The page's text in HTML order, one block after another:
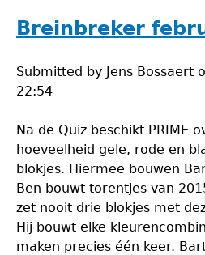
maart
Breinbreker
Submitted by Jens Bossaert
22:54
Na de Quiz beschikt PRIME
hoeveelheid gele, rode en
blokjes. Hiermee bouwen
Ben bouwt torentjes van
zet nooit drie blokjes met
Hij bouwt elke
maken precies één keer.